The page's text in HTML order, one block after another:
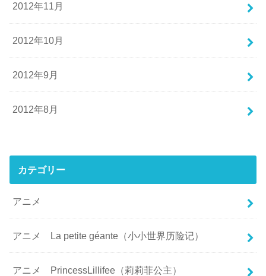
2012年11月
2012年10月
2012年9月
2012年8月
カテゴリー
アニメ
アニメ La petite géante（小小世界历险记）
アニメ PrincessLillifee（莉莉菲公主）